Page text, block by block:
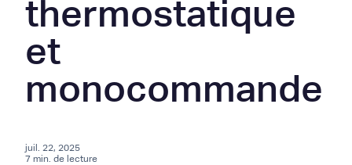
thermostatique
et
monocommande
juil. 22, 2025
7 min. de lecture